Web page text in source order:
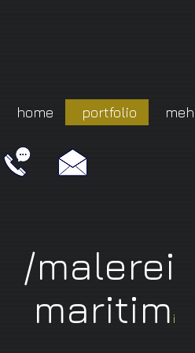
home portfolio
/malerei
maritim i